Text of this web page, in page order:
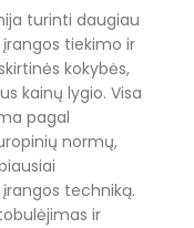
turinti daugiau
tiekimo ir
kokybės,
kainų lygio. Visa
pagal
normų,
techniką.
ir